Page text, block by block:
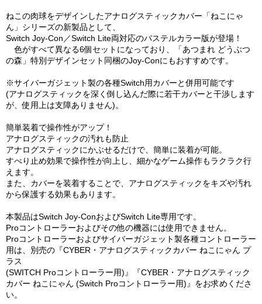
ねこの肉球をデザインしたアナログスティックカバー「ねこにゃ
ん」シリーズの新製品として、
Switch Joy-Con／Switch Lite両対応のパステルカラー版が登場！
色がすべて異なる6個セットになっており、「あつまれ どうぶつ
の森」特別デザインセット同梱のJoy-Conにもおすすめです。
※サイバーガジェット製の各種Switch用カバーと併用可能です
(アナログスティックを深く倒し込んだ際に若干カバーと干渉します
が、使用上は支障ありません)。
簡単装着で操作性がアップ！
アナログスティックの汚れも防止
アナログスティックにかぶせるだけで、簡単に装着が可能。
すべり止め効果で操作性が向上し、細かなゲーム操作もラクラク行
えます。
また、カバーを装着することで、アナログスティックをキズや汚れ
から保護する効果もあります。
本製品はSwitch Joy-ConおよびSwitch Lite専用です。
Proコントローラーおよびその他の機器には使用できません。
Proコントローラーおよびサイバーガジェット製各種コントローラー
用は、別売の『CYBER・アナログスティックカバー ねこにゃん プ
ラス
(SWITCH Proコントローラー用)』『CYBER・アナログスティック
カバー ねこにゃん (Switch Proコントローラー用)』をお求めくださ
い。